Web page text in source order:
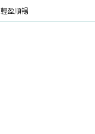
輕盈順暢